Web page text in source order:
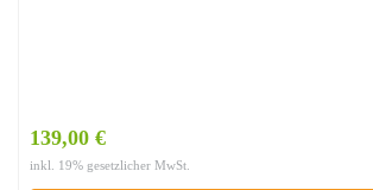
139,00 €
inkl. 19% gesetzlicher MwSt.